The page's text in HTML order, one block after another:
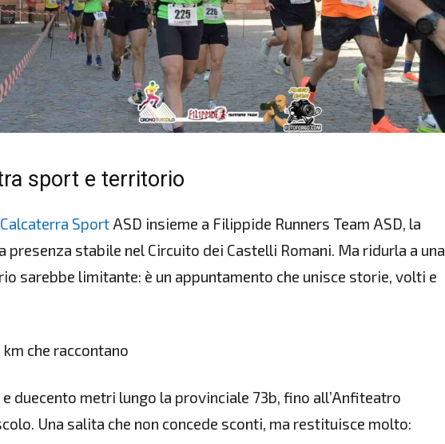
sport e territorio
Calcaterra Sport ASD insieme a Filippide Runners Team ASD, la
presenza stabile nel Circuito dei Castelli Romani. Ma ridurla a una
sarebbe limitante: è un appuntamento che unisce storie, volti e
che raccontano
duecento metri lungo la provinciale 73b, fino all’Anfiteatro
Una salita che non concede sconti, ma restituisce molto: